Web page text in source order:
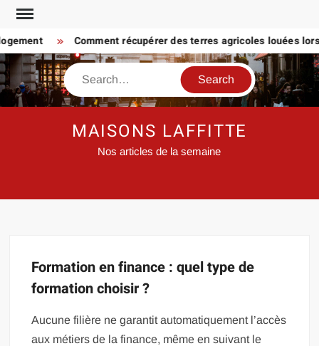
Skip
content
Comment récupérer des terres agricoles louées
Search
MAISONS LAFFITTE
Nos articles de la semaine
Formation en finance : quel type de
formation choisir ?
Aucune filière ne garantit automatiquement l’accès
aux métiers de la finance, même en suivant le